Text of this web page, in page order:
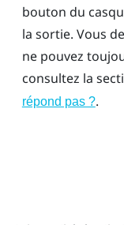
bouton du
la sortie. Vous
ne pouvez
consultez la
répond pas ?.